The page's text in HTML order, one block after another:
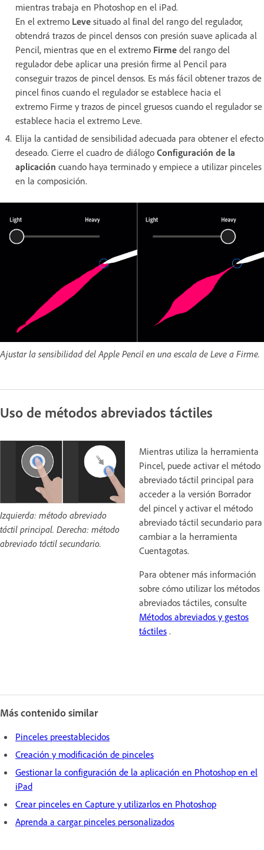
mientras trabaja en Photoshop en el iPad.
En el extremo Leve situado al final del rango del regulador,
obtendrá trazos de pincel densos con presión suave aplicada al
Pencil, mientras que en el extremo Firme del rango del
regulador debe aplicar una presión firme al Pencil para
conseguir trazos de pincel densos. Es más fácil obtener trazos de
pincel finos cuando el regulador se establece hacia el
extremo Firme y trazos de pincel gruesos cuando el regulador se
establece hacia el extremo Leve.
Elija la cantidad de sensibilidad adecuada para obtener el efecto
deseado. Cierre el cuadro de diálogo Configuración de la
aplicación cuando haya terminado y empiece a utilizar pinceles
en la composición.
Ajustar la sensibilidad del Apple Pencil en una escala de Leve a Firme.
Uso de métodos abreviados táctiles
Izquierda: método abreviado
táctil principal. Derecha: método
abreviado táctil secundario.
Mientras utiliza la herramienta
Pincel, puede activar el método
abreviado táctil principal para
acceder a la versión Borrador
del pincel y activar el método
abreviado táctil secundario para
cambiar a la herramienta
Cuentagotas.
Para obtener más información
sobre cómo utilizar los métodos
abreviados táctiles, consulte
Métodos abreviados y gestos
táctiles .
Más contenido similar
Pinceles preestablecidos
Creación y modificación de pinceles
Gestionar la configuración de la aplicación en Photoshop en el
iPad
Crear pinceles en Capture y utilizarlos en Photoshop
Aprenda a cargar pinceles personalizados